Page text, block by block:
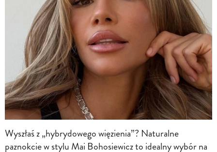
Wyszłaś z „hybrydowego więzienia”? Naturalne
paznokcie w stylu Mai Bohosiewicz to idealny wybór na